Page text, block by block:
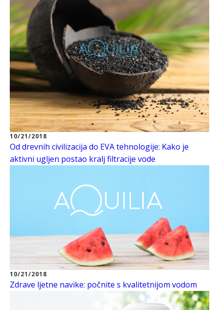
10/21/2018
Od drevnih civilizacija do EVA tehnologije: Kako je
aktivni ugljen postao kralj filtracije vode
10/21/2018
Zdrave ljetne navike: počnite s kvalitetnijom vodom